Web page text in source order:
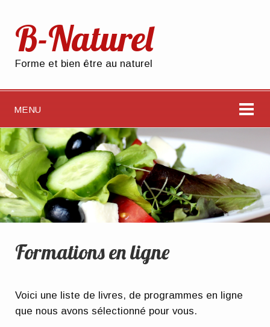
B-Naturel
Forme et bien être au naturel
MENU
Formations en ligne
Voici une liste de livres, de programmes en ligne
que nous avons sélectionné pour vous.